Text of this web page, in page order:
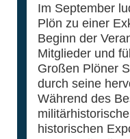
Im September
Plön zu einer
Beginn der
Mitglieder und
Großen Plöner
durch seine
Während des
historischen